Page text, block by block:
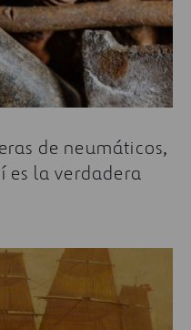
de neumáticos,
es la verdadera